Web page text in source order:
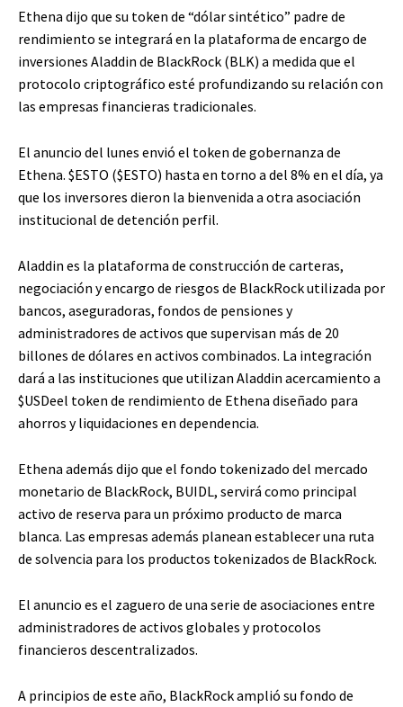
Ethena dijo que su token de “dólar sintético” padre de
rendimiento se integrará en la plataforma de encargo de
inversiones Aladdin de BlackRock (BLK) a medida que el
protocolo criptográfico esté profundizando su relación con
las empresas financieras tradicionales.
El anuncio del lunes envió el token de gobernanza de
Ethena. $ESTO ($ESTO) hasta en torno a del 8% en el día, ya
que los inversores dieron la bienvenida a otra asociación
institucional de detención perfil.
Aladdin es la plataforma de construcción de carteras,
negociación y encargo de riesgos de BlackRock utilizada por
bancos, aseguradoras, fondos de pensiones y
administradores de activos que supervisan más de 20
billones de dólares en activos combinados. La integración
dará a las instituciones que utilizan Aladdin acercamiento a
$USDeel token de rendimiento de Ethena diseñado para
ahorros y liquidaciones en dependencia.
Ethena además dijo que el fondo tokenizado del mercado
monetario de BlackRock, BUIDL, servirá como principal
activo de reserva para un próximo producto de marca
blanca. Las empresas además planean establecer una ruta
de solvencia para los productos tokenizados de BlackRock.
El anuncio es el zaguero de una serie de asociaciones entre
administradores de activos globales y protocolos
financieros descentralizados.
A principios de este año, BlackRock amplió su fondo de